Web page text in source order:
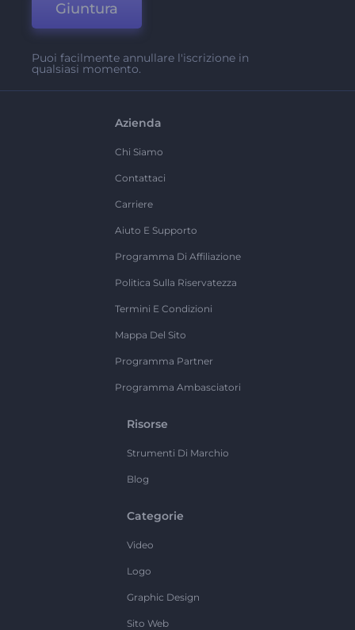
Giuntura
Puoi facilmente annullare l'iscrizione in
qualsiasi momento.
Azienda
Chi Siamo
Contattaci
Carriere
Aiuto E Supporto
Programma Di Affiliazione
Politica Sulla Riservatezza
Termini E Condizioni
Mappa Del Sito
Programma Partner
Programma Ambasciatori
Risorse
Strumenti Di Marchio
Blog
Categorie
Video
Logo
Graphic Design
Sito Web